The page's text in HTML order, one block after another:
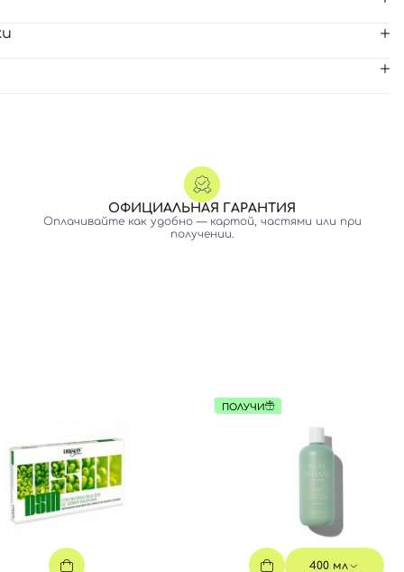
ОФИЦИАЛЬНАЯ ГАРАНТИЯ
Оплачивайте как удобно — картой, частями или при
получении.
ПОЛУЧИ
400 мл